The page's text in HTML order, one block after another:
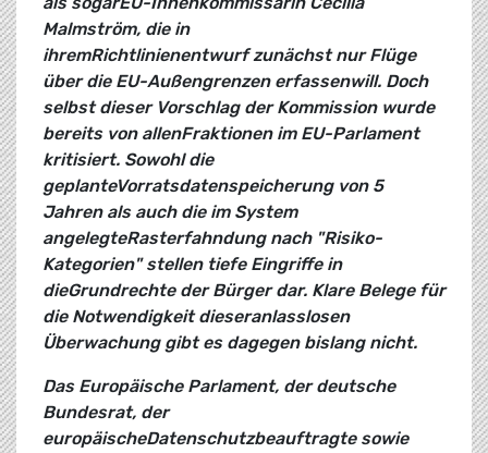
Malmström, die in
ihremRichtlinienentwurf zunächst nur Flüge
über die EU-Außengrenzen erfassenwill. Doch
selbst dieser Vorschlag der Kommission wurde
bereits von allenFraktionen im EU-Parlament
kritisiert. Sowohl die
geplanteVorratsdatenspeicherung von 5
Jahren als auch die im System
angelegteRasterfahndung nach "Risiko-
Kategorien" stellen tiefe Eingriffe in
dieGrundrechte der Bürger dar. Klare Belege für
die Notwendigkeit dieseranlasslosen
Überwachung gibt es dagegen bislang nicht.
Das Europäische Parlament, der deutsche
Bundesrat, der
europäischeDatenschutzbeauftragte sowie